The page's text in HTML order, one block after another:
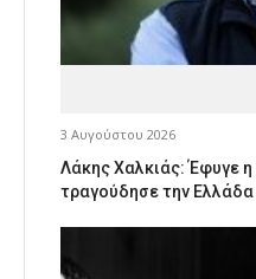
3 Αυγούστου 2026
Λάκης Χαλκιάς: Έφυγε
τραγούδησε την Ελλάδα